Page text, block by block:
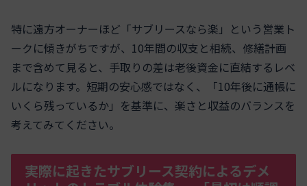
特に遠方オーナーほど「サブリースなら楽」という営業ト
ークに傾きがちですが、10年間の収支と相続、修繕計画
まで含めて見ると、手取りの差は老後資金に直結するレベ
ルになります。短期の安心感ではなく、「10年後に通帳に
いくら残っているか」を基準に、楽さと収益のバランスを
考えてみてください。
実際に起きたサブリース契約によるデメ